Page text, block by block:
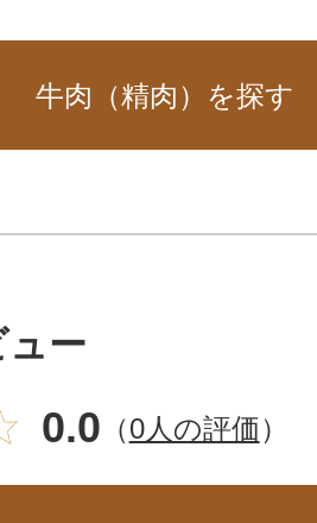
牛肉（精肉）を探す
ー
0.0 （0人の評価）